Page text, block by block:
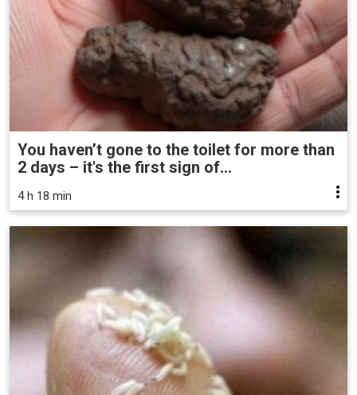
You haven’t gone to the toilet for more than
2 days – it's the first sign of...
4 h 18 min